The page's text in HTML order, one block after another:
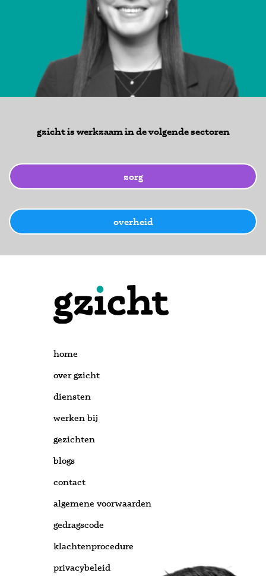
gzicht is werkzaam in de volgende sectoren
zorg
overheid
home
over gzicht
diensten
werken bij
gezichten
blogs
contact
algemene voorwaarden
gedragscode
klachtenprocedure
privacybeleid